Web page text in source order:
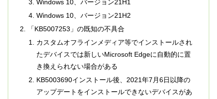
Windows 10、バージョン21H1
Windows 10、バージョン21H2
「KB5007253」の既知の不具合
カスタムオフラインメディア等でインストールされ
たデバイスでは新しいMicrosoft Edgeに自動的に置
き換えられない場合がある
KB5003690インストール後、2021年7月6日以降の
アップデートをインストールできないデバイスがあ